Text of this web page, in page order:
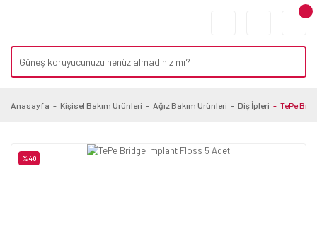
Anasayfa Kişisel Bakım Ürünleri Ağız Bakım Ürünleri Diş İpleri TePe
%40